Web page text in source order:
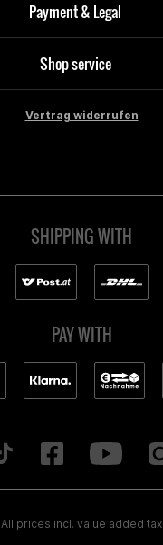
Payment & Legal
Shop service
Vertrag widerrufen
SHIPPING WITH
PAY WITH
All prices incl. value added tax